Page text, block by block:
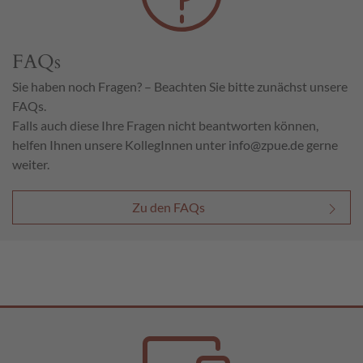
FAQs
Sie haben noch Fragen? – Beachten Sie bitte zunächst unsere
FAQs.
Falls auch diese Ihre Fragen nicht beantworten können,
helfen Ihnen unsere KollegInnen unter info@zpue.de gerne
weiter.
Zu den FAQs